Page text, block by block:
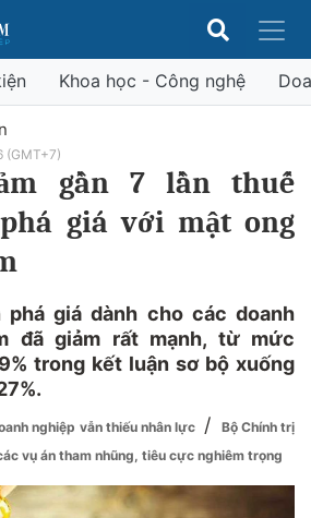
Khoa học - Công nghệ
(GMT+7)
gần 7 lần thuế
giá với mật ong
phá giá dành cho các doanh
đã giảm rất mạnh, từ mức
trong kết luận sơ bộ xuống
nghiệp vẫn thiếu nhân lực /
Bộ Chính trị
vụ án tham nhũng, tiêu cực nghiêm trọng